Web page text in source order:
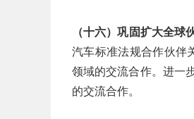
（十六）巩固扩大全球
汽车标准法规合作伙伴
领域的交流合作。进一
的交流合作。